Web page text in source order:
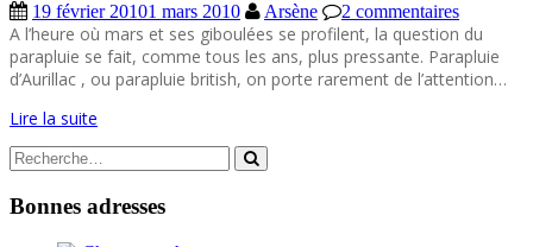
19 février 20101 mars 2010 Arsène 2 commentaires
A l’heure où mars et ses giboulées se profilent, la question du
parapluie se fait, comme tous les ans, plus pressante. Parapluie
d’Aurillac , ou parapluie british, on porte rarement de l’attention…
Lire la suite
Search
for:
Bonnes adresses